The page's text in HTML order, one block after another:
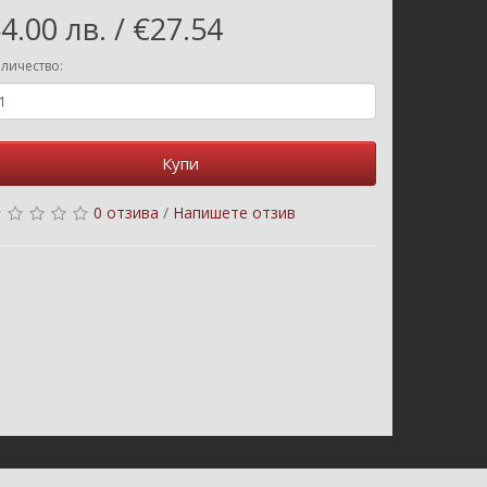
лв. / €27.54
Купи
0 отзива / Напишете отзив